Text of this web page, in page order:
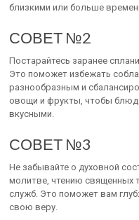
близкими или больше
СОВЕТ №2
Постарайтесь заранее
Это поможет избежать
разнообразным и
овощи и фрукты, чтобы
вкусными.
СОВЕТ №3
Не забывайте о духовной
молитве, чтению священных
служб. Это поможет вам
свою веру.